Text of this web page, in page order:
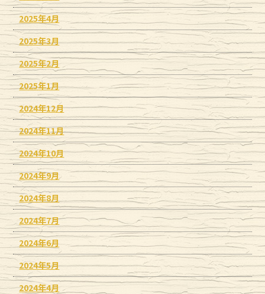
2025年4月
2025年3月
2025年2月
2025年1月
2024年12月
2024年11月
2024年10月
2024年9月
2024年8月
2024年7月
2024年6月
2024年5月
2024年4月